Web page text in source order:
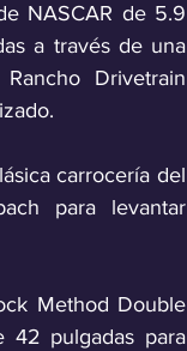
NASCAR de 5.9
a través de una
Drivetrain
carrocería del
para levantar
Method Double
42 pulgadas para